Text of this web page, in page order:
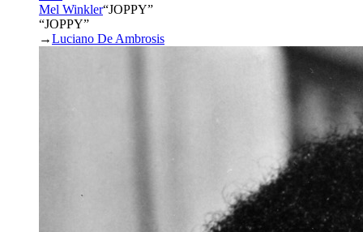
Mel Winkler“JOPPY”
“JOPPY”
→Luciano De Ambrosis